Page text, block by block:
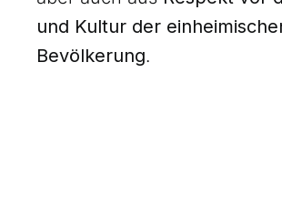
und Kultur der
Bevölkerung.